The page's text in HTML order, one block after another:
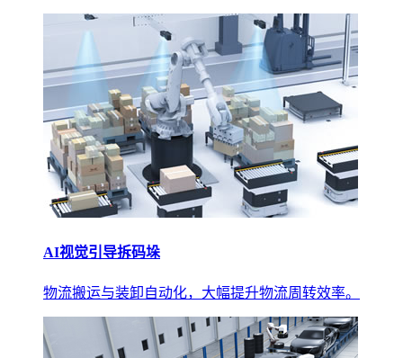
AI视觉引导拆码垛
物流搬运与装卸自动化，大幅提升物流周转效率。